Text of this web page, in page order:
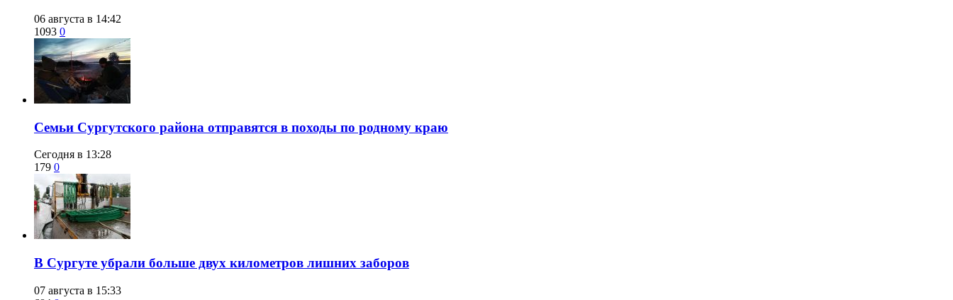
06 августа в 14:42
1093 0
​Семьи Сургутского района отправятся в походы по родному краю
Сегодня в 13:28
179 0
​В Сургуте убрали больше двух километров лишних заборов
07 августа в 15:33